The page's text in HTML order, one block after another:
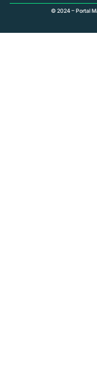
© 2024 – Portal